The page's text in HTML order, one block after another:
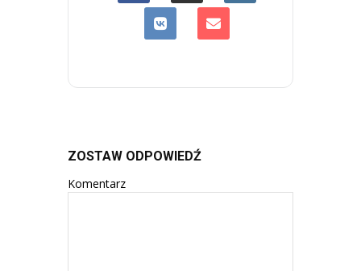
ZOSTAW ODPOWIEDŹ
Komentarz